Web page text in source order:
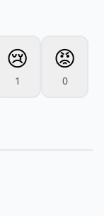
😢
1
😡
0